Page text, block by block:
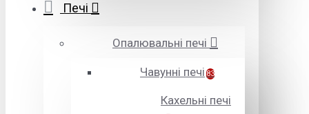
Печі
Опалювальні печі
Чавунні печі 83
Кахельні печі